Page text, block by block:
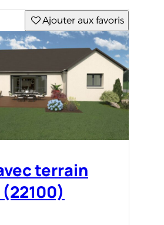
Ajouter aux favoris
terrain